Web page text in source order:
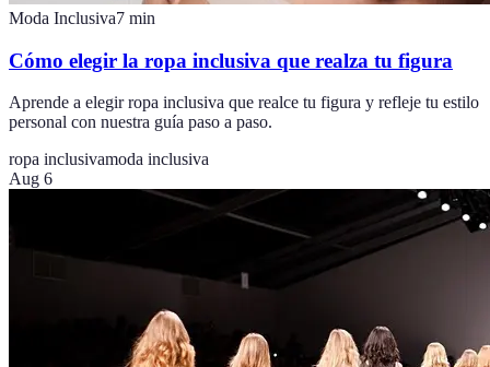
Moda Inclusiva7 min
Cómo elegir la ropa inclusiva que realza tu figura
Aprende a elegir ropa inclusiva que realce tu figura y refleje tu estilo
personal con nuestra guía paso a paso.
ropa inclusivamoda inclusiva
Aug 6